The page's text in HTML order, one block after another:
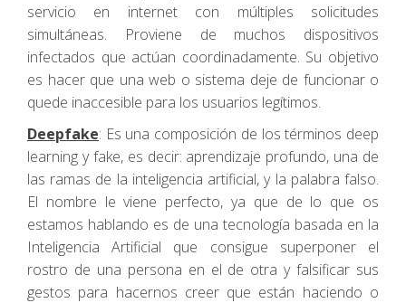
servicio en internet con múltiples solicitudes
simultáneas. Proviene de muchos dispositivos
infectados que actúan coordinadamente. Su objetivo
es hacer que una web o sistema deje de funcionar o
quede inaccesible para los usuarios legítimos.
Deepfake: Es una composición de los términos deep
learning y fake, es decir: aprendizaje profundo, una de
las ramas de la inteligencia artificial, y la palabra falso.
El nombre le viene perfecto, ya que de lo que os
estamos hablando es de una tecnología basada en la
Inteligencia Artificial que consigue superponer el
rostro de una persona en el de otra y falsificar sus
gestos para hacernos creer que están haciendo o